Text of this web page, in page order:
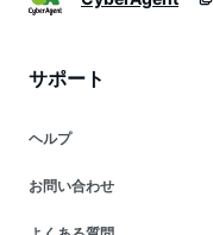
サポート
ヘルプ
お問い合わせ